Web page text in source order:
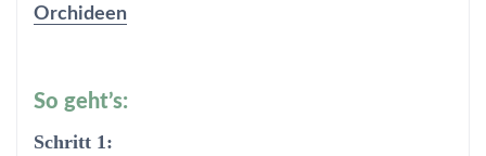
Orchideen
So geht’s:
Schritt 1: